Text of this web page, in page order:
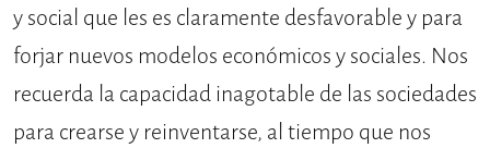
y social que les es claramente desfavorable y para
forjar nuevos modelos económicos y sociales. Nos
recuerda la capacidad inagotable de las sociedades
para crearse y reinventarse, al tiempo que nos